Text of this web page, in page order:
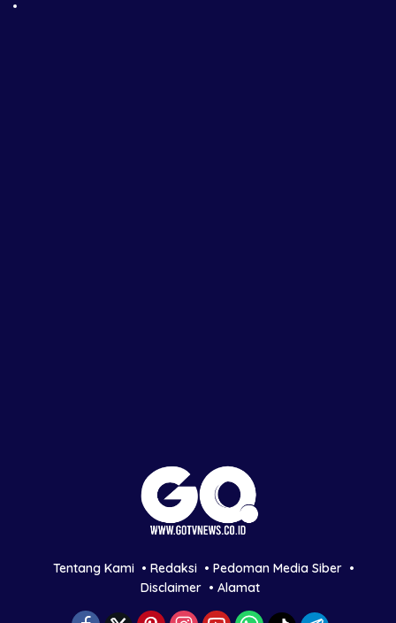
Tentang Kami Redaksi
Pedoman Media Siber
Disclaimer
Alamat